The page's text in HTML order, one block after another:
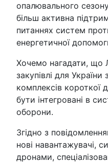
опалювального
більш активна
питаннях систем
енергетичної
Хочемо нагадати, що
закупівлі для України
комплексів короткої
бути інтегровані в
оборони.
Згідно з
нові навантажувачі,
дронами,